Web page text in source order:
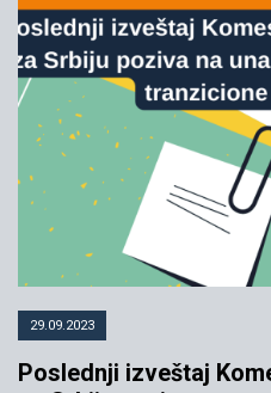
29.09.2023
Poslednji izveštaj